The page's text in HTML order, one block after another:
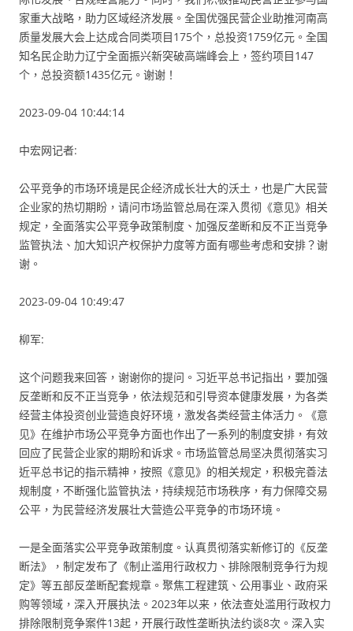
家重大战略，助力区域经济发展。全国优强民营企业助推河南高
质量发展大会上达成合同类项目175个，总投资1759亿元。全国
知名民企助力辽宁全面振兴新突破高端峰会上，签约项目147
个，总投资额1435亿元。谢谢！
2023-09-04 10:44:14
中宏网记者:
公平竞争的市场环境是民企经济成长壮大的沃土，也是广大民营
企业家的热切期盼，请问市场监管总局在深入贯彻《意见》相关
规定，全面落实公平竞争政策制度、加强反垄断和反不正当竞争
监管执法、加大知识产权保护力度等方面有哪些考虑和安排？谢
谢。
2023-09-04 10:49:47
柳军:
这个问题我来回答，谢谢你的提问。习近平总书记指出，要加强
反垄断和反不正当竞争，依法规范和引导资本健康发展，为各类
经营主体投资创业营造良好环境，激发各类经营主体活力。《意
见》在维护市场公平竞争方面也作出了一系列的制度安排，有效
回应了民营企业家的期盼和诉求。市场监管总局坚决贯彻落实习
近平总书记的指示精神，按照《意见》的相关规定，积极完善法
规制度，不断强化监管执法，持续规范市场秩序，有力保障交易
公平，为民营经济发展壮大营造公平竞争的市场环境。
一是全面落实公平竞争政策制度。认真贯彻落实新修订的《反垄
断法》，制定发布了《制止滥用行政权力、排除限制竞争行为规
定》等五部反垄断配套规章。聚焦工程建筑、公用事业、政府采
购等领域，深入开展执法。2023年以来，依法查处滥用行政权力
排除限制竞争案件13起，开展行政性垄断执法约谈8次。深入实